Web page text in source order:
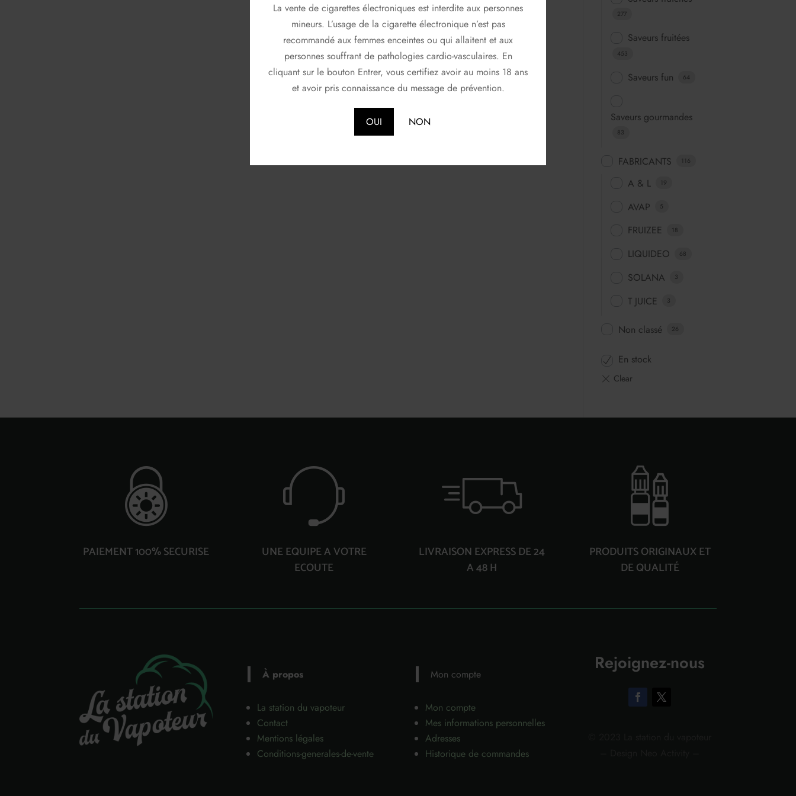
La vente de cigarettes électroniques est interdite aux personnes
mineurs. L’usage de la cigarette électronique n’est pas
recommandé aux femmes enceintes ou qui allaitent et aux
personnes souffrant de pathologies cardio-vasculaires. En
cliquant sur le bouton Entrer, vous certifiez avoir au moins 18 ans
et avoir pris connaissance du message de prévention.
OUI NON
277
Saveurs fruitées
453
Saveurs fun 64
Saveurs gourmandes
83
FABRICANTS 116
A & L 19
AVAP 5
FRUIZEE 18
LIQUIDEO 68
SOLANA 3
T JUICE 3
Non classé 26
En stock
PAIEMENT 100% SECURISE
UNE EQUIPE A VOTRE
ECOUTE
LIVRAISON EXPRESS DE 24
A 48 H
PRODUITS ORIGINAUX ET
DE QUALITÉ
À propos
La station du vapoteur
Contact
Mentions légales
Conditions-generales-de-vente
Mon compte
Mon compte
Mes informations personnelles
Adresses
Historique de commandes
Rejoignez-nous